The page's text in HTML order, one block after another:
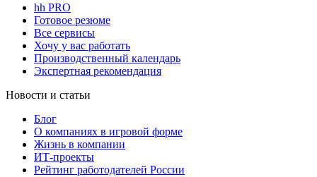
hh PRO
Готовое резюме
Все сервисы
Хочу у вас работать
Производственный календарь
Экспертная рекомендация
Новости и статьи
Блог
О компаниях в игровой форме
Жизнь в компании
ИТ-проекты
Рейтинг работодателей России